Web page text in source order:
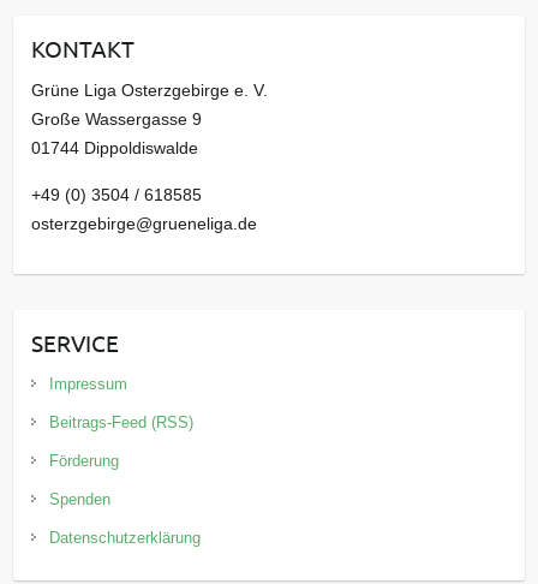
v
KONTAKT
Grüne Liga Osterzgebirge e. V.
Große Wassergasse 9
01744 Dippoldiswalde
+49 (0) 3504 / 618585
osterzgebirge@grueneliga.de
SERVICE
Impressum
Beitrags-Feed (RSS)
Förderung
Spenden
Datenschutzerklärung